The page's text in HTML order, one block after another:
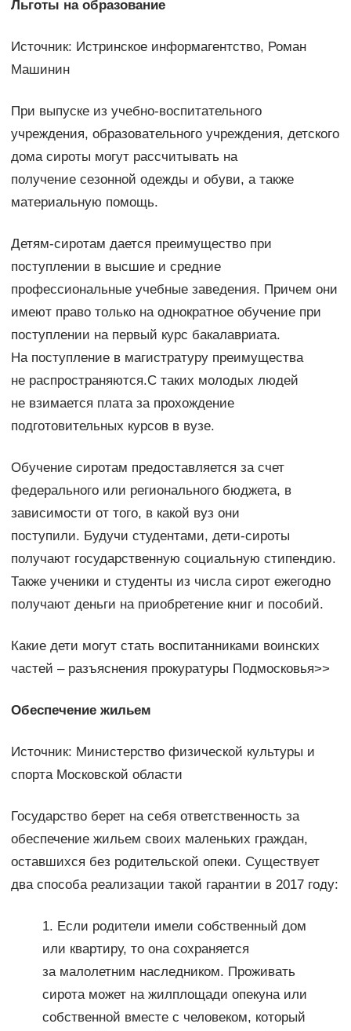
Льготы на образование
Источник: Истринское информагентство, Роман
Машинин
При выпуске из учебно-воспитательного
учреждения, образовательного учреждения, детского
дома сироты могут рассчитывать на
получение сезонной одежды и обуви, а также
материальную помощь.
Детям-сиротам дается преимущество при
поступлении в высшие и средние
профессиональные учебные заведения. Причем они
имеют право только на однократное обучение при
поступлении на первый курс бакалавриата.
На поступление в магистратуру преимущества
не распространяются.С таких молодых людей
не взимается плата за прохождение
подготовительных курсов в вузе.
Обучение сиротам предоставляется за счет
федерального или регионального бюджета, в
зависимости от того, в какой вуз они
поступили. Будучи студентами, дети-сироты
получают государственную социальную стипендию.
Также ученики и студенты из числа сирот ежегодно
получают деньги на приобретение книг и пособий.
Какие дети могут стать воспитанниками воинских
частей – разъяснения прокуратуры Подмосковья>>
Обеспечение жильем
Источник: Министерство физической культуры и
спорта Московской области
Государство берет на себя ответственность за
обеспечение жильем своих маленьких граждан,
оставшихся без родительской опеки. Существует
два способа реализации такой гарантии в 2017 году:
1. Если родители имели собственный дом
или квартиру, то она сохраняется
за малолетним наследником. Проживать
сирота может на жилплощади опекуна или
собственной вместе с человеком, который